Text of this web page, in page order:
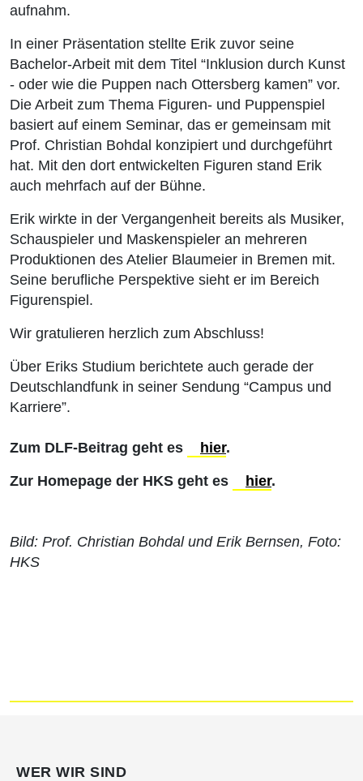
aufnahm.
In einer Präsentation stellte Erik zuvor seine
Bachelor-Arbeit mit dem Titel “Inklusion durch Kunst
- oder wie die Puppen nach Ottersberg kamen” vor.
Die Arbeit zum Thema Figuren- und Puppenspiel
basiert auf einem Seminar, das er gemeinsam mit
Prof. Christian Bohdal konzipiert und durchgeführt
hat. Mit den dort entwickelten Figuren stand Erik
auch mehrfach auf der Bühne.
Erik wirkte in der Vergangenheit bereits als Musiker,
Schauspieler und Maskenspieler an mehreren
Produktionen des Atelier Blaumeier in Bremen mit.
Seine berufliche Perspektive sieht er im Bereich
Figurenspiel.
Wir gratulieren herzlich zum Abschluss!
Über Eriks Studium berichtete auch gerade der
Deutschlandfunk in seiner Sendung “Campus und
Karriere”.
Zum DLF-Beitrag geht es hier.
Zur Homepage der HKS geht es hier.
Bild: Prof. Christian Bohdal und Erik Bernsen, Foto:
HKS
WER WIR SIND